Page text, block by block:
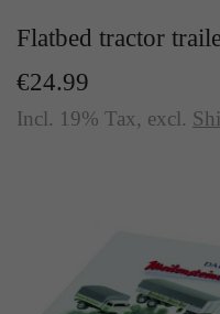
Flatbed tractor
€24.99
Incl. 19% Tax, excl.